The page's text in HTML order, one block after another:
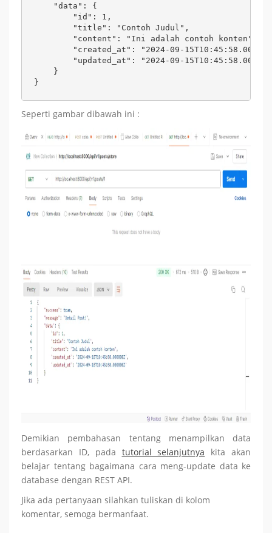
    "data": {
        "id": 1,
        "title": "Contoh Judul",
        "content": "Ini adalah contoh konten",
"created_at": "2024-09-
"updated_at": "2024-09-
    }
}
Seperti gambar dibawah ini :
Demikian pembahasan tentang menampilkan data
berdasarkan ID, pada tutorial selanjutnya kita akan
belajar tentang bagaimana cara meng-update data ke
database dengan REST API.
Jika ada pertanyaan silahkan tuliskan di kolom
komentar, semoga bermanfaat.